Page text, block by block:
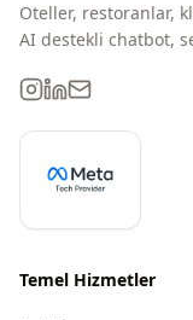
Oteller, restoranlar,
AI destekli chatbot,
Temel Hizmetler